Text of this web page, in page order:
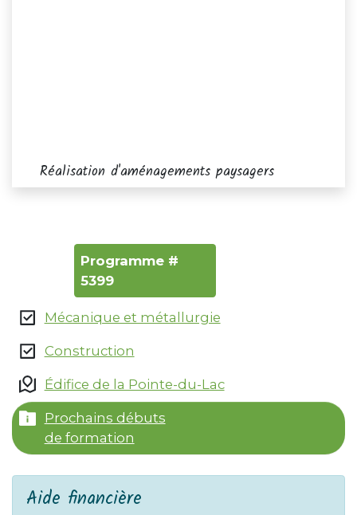
Réalisation d'aménagements paysagers
Programme #
5399
Mécanique et métallurgie
Construction
Édifice de la Pointe-du-Lac
Prochains débuts
de formation
Aide financière